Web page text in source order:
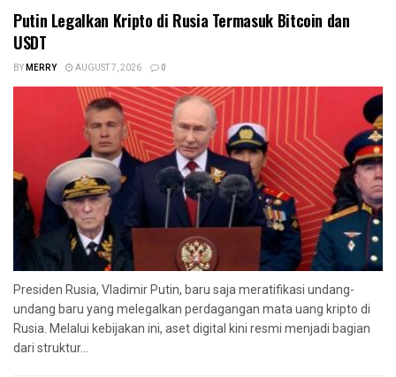
Putin Legalkan Kripto di Rusia Termasuk Bitcoin dan
USDT
BYMERRY AUGUST 7, 2026 0
Presiden Rusia, Vladimir Putin, baru saja meratifikasi undang-
undang baru yang melegalkan perdagangan mata uang kripto di
Rusia. Melalui kebijakan ini, aset digital kini resmi menjadi bagian
dari struktur...